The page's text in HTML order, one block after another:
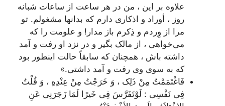
علاوه بر این ، من در هر ساعت از ساعات شبانه
روز ، أوراد و اذکاری دارم که بدانها مشغولم. تو
مرا از وِردم و ذِکرم باز مدار! و علومت را که
می‌خواهی ، از مالک بگیر و در نزد او رفت و آمد
داشته باش ، همچنان که سابقاً حالت اینطور بود
که به سوی وی رفت و آمد داشتی.»
فَاغْتَمَمْتُ مِنْ ذَلِک ، وَ خَرَجْتُ مِنْ عِنْدِهِ ، وَ قُلْتُ
فِی نَفْسِی : لَوْتَفَرَّسَ فِی خَیرًا لَمَا زَجَرَنِی عَنِ